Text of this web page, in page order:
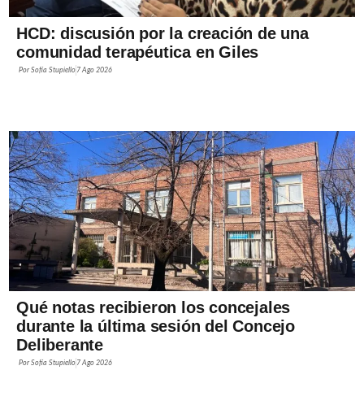
HCD: discusión por la creación de una
comunidad terapéutica en Giles
PorSofía Stupiello 7 Ago 2026
Qué notas recibieron los concejales
durante la última sesión del Concejo
Deliberante
PorSofía Stupiello 7 Ago 2026